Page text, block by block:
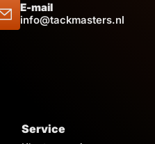
E-mail
info@tackmasters.nl
Service